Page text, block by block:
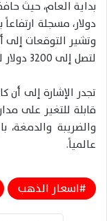
وتشير التوقعات إلى
لتصل إلى 3200 دولار للأونصة خلال الستة أشهر القادمة.
تجدر الإشارة إلى أن
قابلة للتغير على
والضريبة والدمغة،
عالمياً.
اسعار الذهب